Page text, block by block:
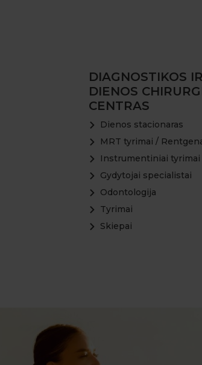
DIAGNOSTIKOS IR
DIENOS
CENTRAS
Dienos stacionaras
MRT tyrimai /
Instrumentiniai tyrimai
Gydytojai specialistai
Odontologija
Tyrimai
Skiepai